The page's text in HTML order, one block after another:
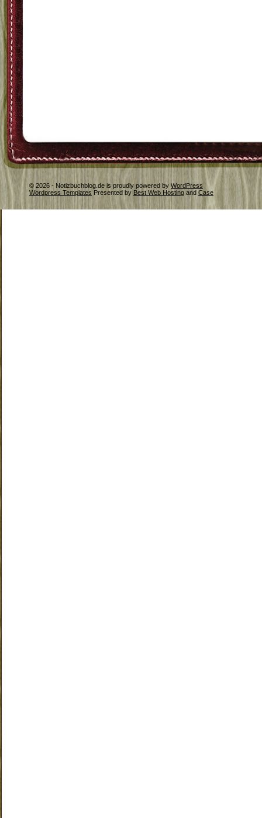
© 2026 - Notizbuchblog.de is proudly powered by WordPress
Wordpress Templates Presented by Best Web Hosting and Case